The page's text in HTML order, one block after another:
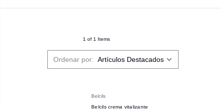
1 of 1 Items
Ordenar por:
Belcils
Belcils crema vitalizante